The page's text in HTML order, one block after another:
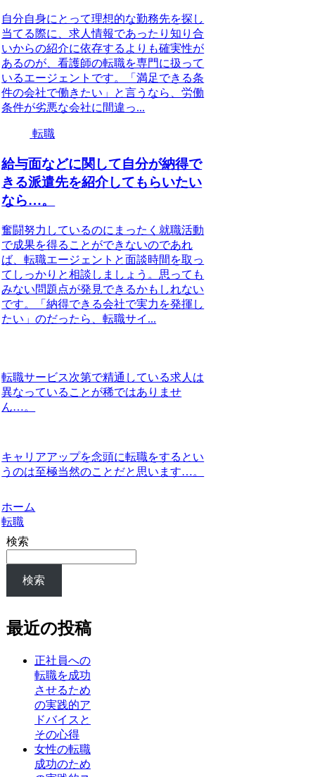
自分自身にとって理想的な勤務先を探し
当てる際に、求人情報であったり知り合
いからの紹介に依存するよりも確実性が
あるのが、看護師の転職を専門に扱って
いるエージェントです。「満足できる条
件の会社で働きたい」と言うなら、労働
条件が劣悪な会社に間違っ...
転職
給与面などに関して自分が納得で
きる派遣先を紹介してもらいたい
なら…。
奮闘努力しているのにまったく就職活動
で成果を得ることができないのであれ
ば、転職エージェントと面談時間を取っ
てしっかりと相談しましょう。思っても
みない問題点が発見できるかもしれない
です。「納得できる会社で実力を発揮し
たい」のだったら、転職サイ...
転職サービス次第で精通している求人は
異なっていることが稀ではありませ
ん…。
キャリアアップを念頭に転職をするとい
うのは至極当然のことだと思います…。
ホーム
転職
検索
検索
最近の投稿
正社員への
転職を成功
させるため
の実践的ア
ドバイスと
その心得
女性の転職
成功のため